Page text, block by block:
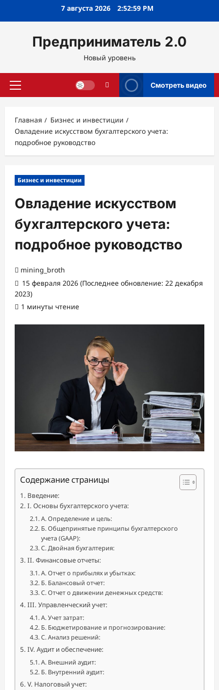
7 августа 2026 2:53:00 PM
Предприниматель 2.0
Новый уровень
Основное
Смотреть видео
Главная
Бизнес и инвестиции
Овладение искусством бухгалтерского учета:
подробное руководство
Бизнес и инвестиции
Овладение искусством
бухгалтерского учета:
подробное руководство
mining_broth
15 февраля 2026 (Последнее обновление: 22 декабря
2023)
1 минуты чтение
Содержание страницы
Введение:
I. Основы бухгалтерского учета:
А. Определение и цель:
Б. Общепринятые принципы бухгалтерского
учета (GAAP):
C. Двойная бухгалтерия:
II. Финансовые отчеты:
А. Отчет о прибылях и убытках:
Б. Балансовый отчет:
C. Отчет о движении денежных средств:
III. Управленческий учет:
А. Учет затрат:
Б. Бюджетирование и прогнозирование:
C. Анализ решений:
IV. Аудит и обеспечение:
А. Внешний аудит:
Б. Внутренний аудит:
V. Налоговый учет: